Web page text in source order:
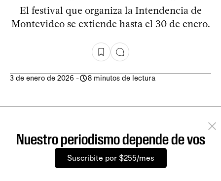
El festival que organiza la Intendencia de
Montevideo se extiende hasta el 30 de enero.
3 de enero de 2026 - 8 minutos de lectura
Nuestro periodismo depende de vos
Suscribite por $255/mes